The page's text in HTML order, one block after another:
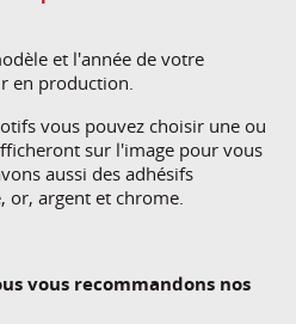
et l'année de votre
en production.
vous pouvez choisir une ou
sur l'image pour vous
aussi des adhésifs
argent et chrome.
vous recommandons nos